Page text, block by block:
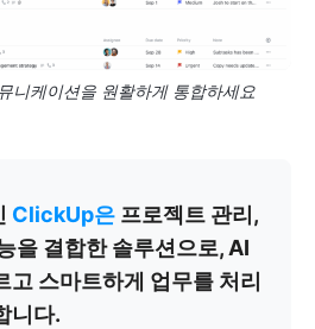
니케이션을 원활하게 통합하세요
ClickUp은 프로젝트 관리,
을 결합한 솔루션으로, AI
고 스마트하게 업무를 처리
니다.